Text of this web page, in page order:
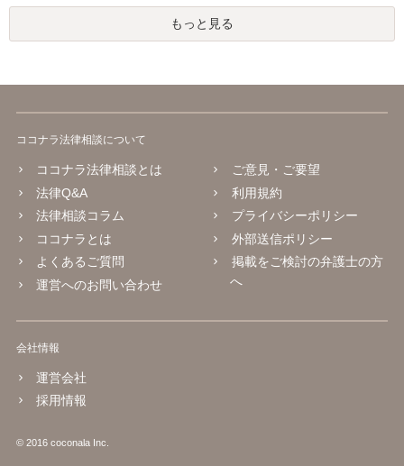
もっと見る
ココナラ法律相談について
ココナラ法律相談とは
法律Q&A
法律相談コラム
ココナラとは
よくあるご質問
運営へのお問い合わせ
ご意見・ご要望
利用規約
プライバシーポリシー
外部送信ポリシー
掲載をご検討の弁護士の方
へ
会社情報
運営会社
採用情報
© 2016 coconala Inc.